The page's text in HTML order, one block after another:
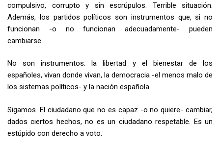
compulsivo, corrupto y sin escrúpulos. Terrible situación.
Además, los partidos políticos son instrumentos que, si no
funcionan -o no funcionan adecuadamente- pueden
cambiarse.
No son instrumentos: la libertad y el bienestar de los
españoles, vivan donde vivan, la democracia -el menos malo de
los sistemas políticos- y la nación española.
Sigamos. El ciudadano que no es capaz -o no quiere- cambiar,
dados ciertos hechos, no es un ciudadano respetable. Es un
estúpido con derecho a voto.